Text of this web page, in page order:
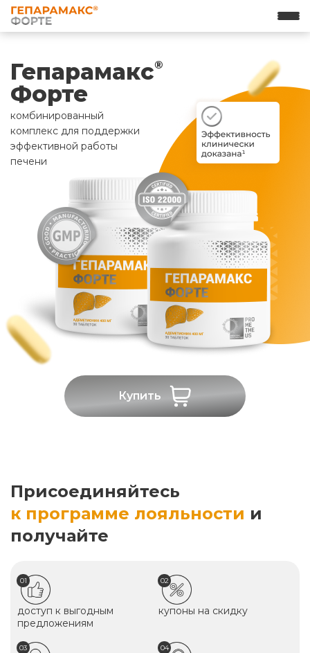
Гепарамакс®
Форте
комбинированный
комплекс для поддержки
эффективной работы
печени
Купить
Присоединяйтесь
к программе лояльности и
получайте
01
доступ к выгодным
предложениям
02
купоны на скидку
03 04